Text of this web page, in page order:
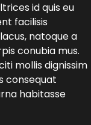
id quis eu
facilisis
natoque a
conubia mus.
mollis dignissim
consequat
habitasse